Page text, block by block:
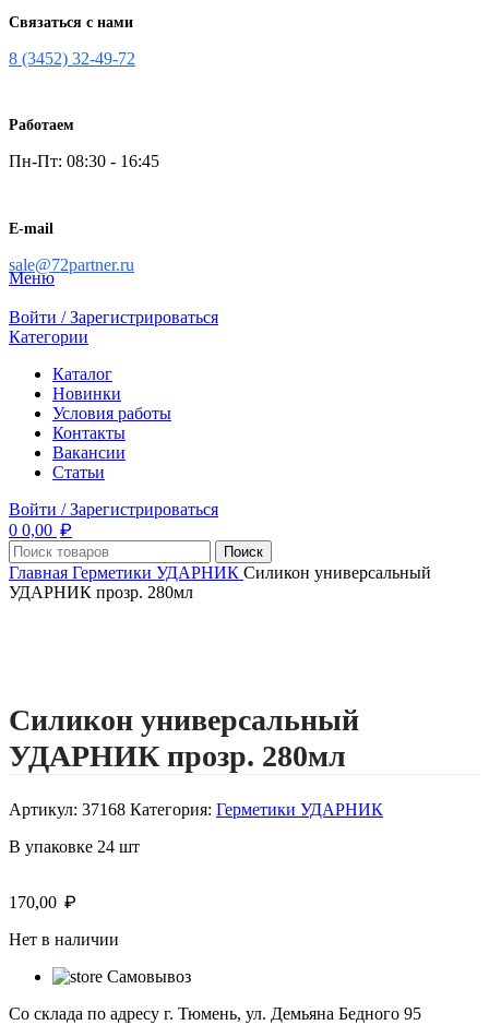
Связаться с нами
8 (3452) 32-49-72
Работаем
Пн-Пт: 08:30 - 16:45
E-mail
sale@72partner.ru
Меню
Войти / Зарегистрироваться
Категории
Каталог
Новинки
Условия работы
Контакты
Вакансии
Статьи
Войти / Зарегистрироваться
0 0,00 ₽
Поиск
Главная Герметики УДАРНИК Силикон универсальный
УДАРНИК прозр. 280мл
Силикон универсальный
УДАРНИК прозр. 280мл
Артикул: 37168 Категория: Герметики УДАРНИК
В упаковке 24 шт
170,00 ₽
Нет в наличии
Самовывоз
Со склада по адресу г. Тюмень, ул. Демьяна Бедного 95